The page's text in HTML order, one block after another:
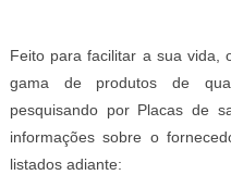
Feito para facilitar a sua vida,
gama de produtos de
pesquisando por Placas de
informações sobre o
listados adiante: